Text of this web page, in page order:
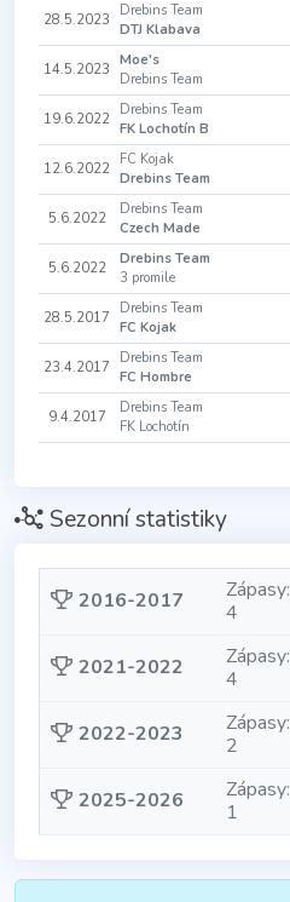
28.5.2023
Drebins Team
DTJ Klabava
14.5.2023
Moe's
Drebins Team
19.6.2022
Drebins Team
FK Lochotín B
12.6.2022
FC Kojak
Drebins Team
5.6.2022
Drebins Team
Czech Made
5.6.2022
Drebins Team
3 promile
28.5.2017
Drebins Team
FC Kojak
23.4.2017
Drebins Team
FC Hombre
9.4.2017
Drebins Team
FK Lochotín
Sezonní statistiky
2016-2017
Zápasy:
4
2021-2022
Zápasy:
4
2022-2023
Zápasy:
2
2025-2026
Zápasy:
1